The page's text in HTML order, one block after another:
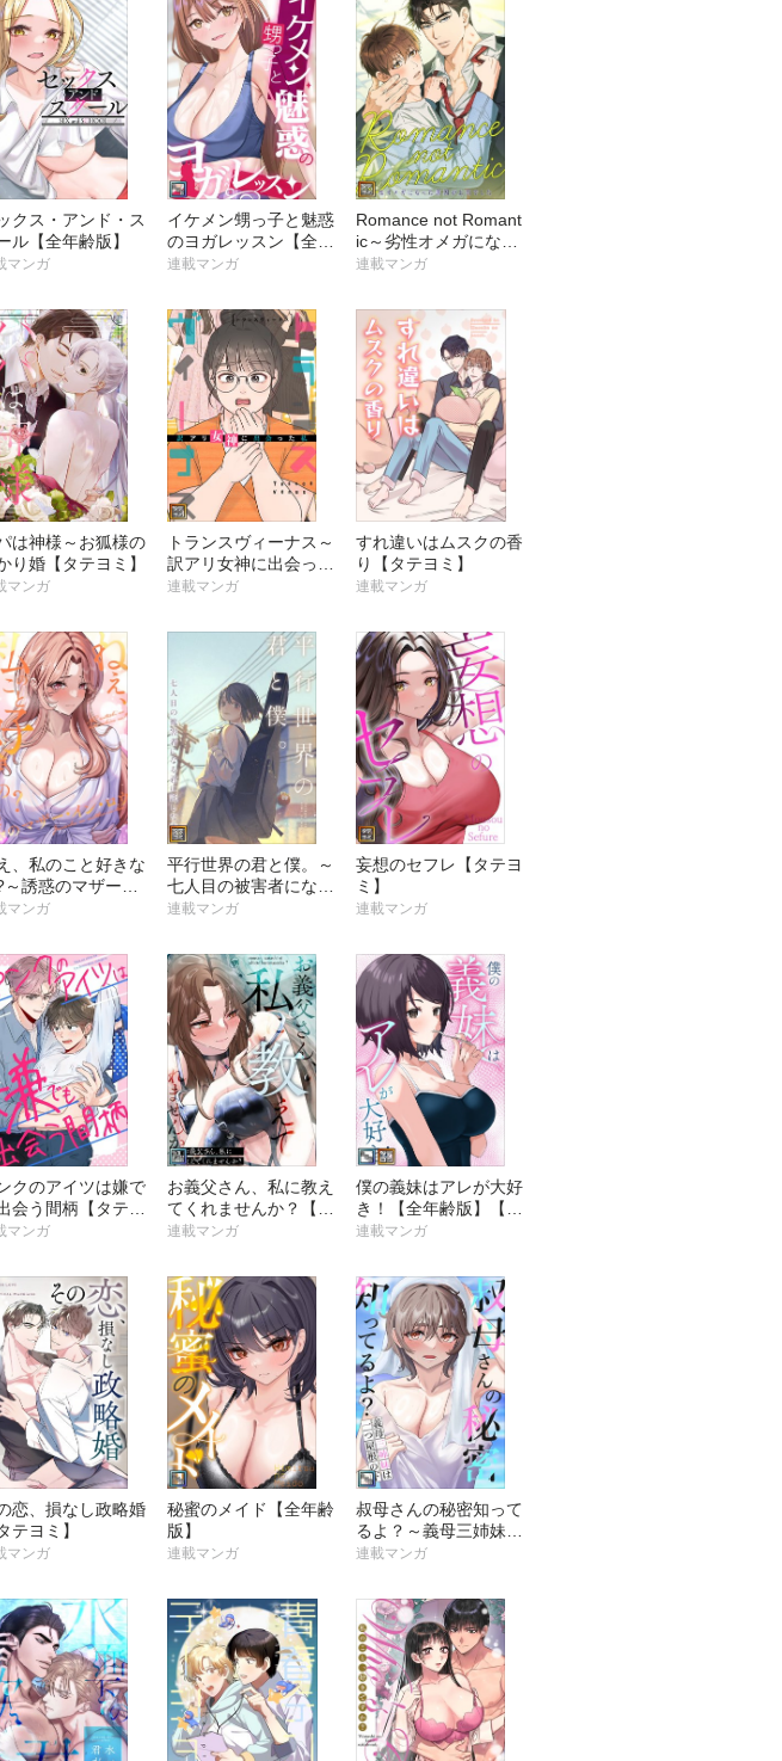
クス・アンド・ス
ル【全年齢版】
マンガ
イケメン甥っ子と魅惑
のヨガレッスン【全年
齢版】
連載マンガ
Romance not Romant
ic～劣性オメガになっ
た原因が上司でした～
連載マンガ
は神様～お狐様の
り婚【タテヨミ】
マンガ
トランスヴィーナス～
訳アリ女神に出会った
私【タテヨミ】
連載マンガ
すれ違いはムスクの香
り【タテヨミ】
連載マンガ
、私のこと好きな
誘惑のマザー・
・ロウ【タテヨ
マンガ
平行世界の君と僕。～
七人目の被害者になる
君に託した未来～【タ
連載マンガ
妄想のセフレ【タテヨ
ミ】
連載マンガ
クのアイツは嫌で
会う間柄【タテヨ
マンガ
お義父さん、私に教え
てくれませんか？【全
年齢版】
連載マンガ
僕の義妹はアレが大好
き！【全年齢版】【タ
テヨミ】
連載マンガ
恋、損なし政略婚
テヨミ】
マンガ
秘蜜のメイド【全年齢
版】
連載マンガ
叔母さんの秘密知って
るよ？～義母三姉妹は
一つ屋根の下【全年齢
連載マンガ